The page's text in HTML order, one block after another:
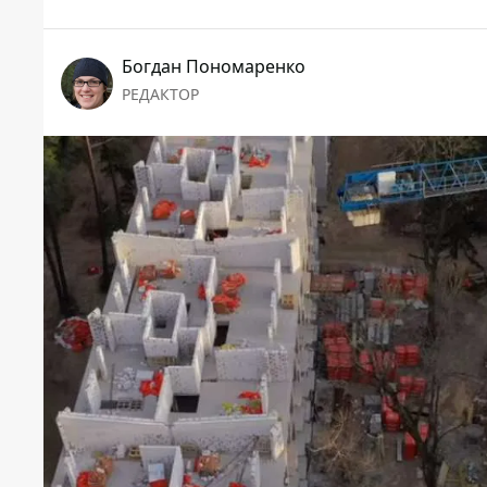
Богдан Пономаренко
РЕДАКТОР